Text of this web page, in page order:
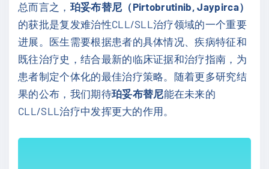
总而言之， 珀妥布替尼（Pirtobrutinib, Jaypirca）
的获批是复发难治性CLL/SLL治疗领域的一个重要
进展。医生需要根据患者的具体情况、疾病特征和
既往治疗史，结合最新的临床证据和治疗指南，为
患者制定个体化的最佳治疗策略。随着更多研究结
果的公布，我们期待珀妥布替尼能在未来的
CLL/SLL治疗中发挥更大的作用。